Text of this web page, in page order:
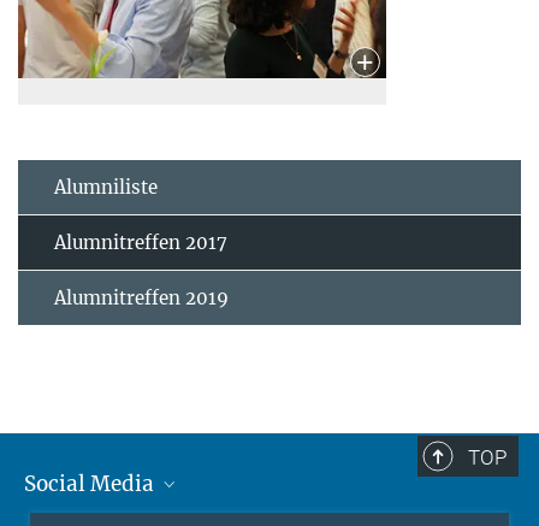
Alumniliste
Alumnitreffen 2017
Alumnitreffen 2019
TOP
Social Media